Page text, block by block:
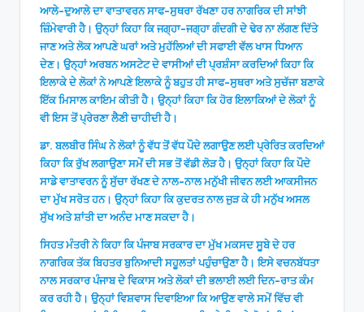
ਆਲੇ-ਦੁਆਲੇ ਦਾ ਵਾਤਾਵਰਨ ਸਾਫ-ਸੁਥਰਾ ਰੱਖਣਾ ਹਰ ਨਾਗਰਿਕ ਦੀ ਸਾਂਝੀ
ਜ਼ਿੰਮੇਵਾਰੀ ਹੈ। ਉਨ੍ਹਾਂ ਕਿਹਾ ਕਿ ਜਗ੍ਹਾ-ਜਗ੍ਹਾ ਗੰਦਗੀ ਦੇ ਢੇਰ ਨਾ ਲੱਗਣ ਦਿੱਤੇ
ਜਾਣ ਅਤੇ ਲੋਕ ਆਪਣੇ ਘਰਾਂ ਅਤੇ ਮੁਹੱਲਿਆਂ ਦੀ ਸਫਾਈ ਵੱਲ ਖਾਸ ਧਿਆਨ
ਦੇਣ। ਉਨ੍ਹਾਂ ਅਰਬਨ ਅਸਟੇਟ ਦੇ ਵਾਸੀਆਂ ਦੀ ਪ੍ਰਸ਼ੰਸਾ ਕਰਦਿਆਂ ਕਿਹਾ ਕਿ
ਇਲਾਕੇ ਦੇ ਲੋਕਾਂ ਨੇ ਆਪਣੇ ਇਲਾਕੇ ਨੂੰ ਬਹੁਤ ਹੀ ਸਾਫ-ਸੁਥਰਾ ਅਤੇ ਸੁਚੱਜਾ ਬਣਾਕੇ
ਇੱਕ ਮਿਸਾਲ ਕਾਇਮ ਕੀਤੀ ਹੈ। ਉਨ੍ਹਾਂ ਕਿਹਾ ਕਿ ਹੋਰ ਇਲਾਕਿਆਂ ਦੇ ਲੋਕਾਂ ਨੂੰ
ਵੀ ਇਸ ਤੋਂ ਪ੍ਰੇਰਣਾ ਲੈਣੀ ਚਾਹੀਦੀ ਹੈ।
ਡਾ. ਬਲਬੀਰ ਸਿੰਘ ਨੇ ਲੋਕਾਂ ਨੂੰ ਵੱਧ ਤੋਂ ਵੱਧ ਪੌਦੇ ਲਗਾਉਣ ਲਈ ਪ੍ਰੇਰਿਤ ਕਰਦਿਆਂ
ਕਿਹਾ ਕਿ ਰੁੱਖ ਲਗਾਉਣਾ ਸਮੇਂ ਦੀ ਸਭ ਤੋਂ ਵੱਡੀ ਲੋੜ ਹੈ। ਉਨ੍ਹਾਂ ਕਿਹਾ ਕਿ ਪੌਦੇ
ਸਾਡੇ ਵਾਤਾਵਰਨ ਨੂੰ ਸੁੱਚਾ ਰੱਖਣ ਦੇ ਨਾਲ-ਨਾਲ ਮਨੁੱਖੀ ਜੀਵਨ ਲਈ ਆਕਸੀਜਨ
ਦਾ ਮੁੱਖ ਸਰੋਤ ਹਨ। ਉਨ੍ਹਾਂ ਕਿਹਾ ਕਿ ਕੁਦਰਤ ਨਾਲ ਜੁੜ ਕੇ ਹੀ ਮਨੁੱਖ ਅਸਲ
ਸੁੱਖ ਅਤੇ ਸ਼ਾਂਤੀ ਦਾ ਅਨੰਦ ਮਾਣ ਸਕਦਾ ਹੈ।
ਸਿਹਤ ਮੰਤਰੀ ਨੇ ਕਿਹਾ ਕਿ ਪੰਜਾਬ ਸਰਕਾਰ ਦਾ ਮੁੱਖ ਮਕਸਦ ਸੂਬੇ ਦੇ ਹਰ
ਨਾਗਰਿਕ ਤੱਕ ਬਿਹਤਰ ਬੁਨਿਆਦੀ ਸਹੂਲਤਾਂ ਪਹੁੰਚਾਉਣਾ ਹੈ। ਇਸੇ ਵਚਨਬੱਧਤਾ
ਨਾਲ ਸਰਕਾਰ ਪੰਜਾਬ ਦੇ ਵਿਕਾਸ ਅਤੇ ਲੋਕਾਂ ਦੀ ਭਲਾਈ ਲਈ ਦਿਨ-ਰਾਤ ਕੰਮ
ਕਰ ਰਹੀ ਹੈ। ਉਨ੍ਹਾਂ ਵਿਸ਼ਵਾਸ ਦਿਵਾਇਆ ਕਿ ਆਉਣ ਵਾਲੇ ਸਮੇਂ ਵਿੱਚ ਵੀ